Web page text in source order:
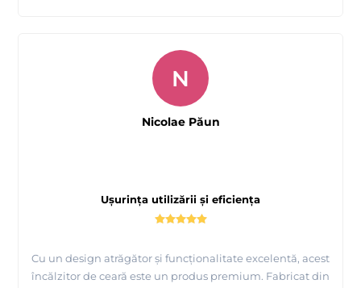
Ușurința utilizării și eficiența
Cu un design atrăgător și funcționalitate excelentă, acest
încălzitor de ceară este un produs premium. Fabricat din
N
Nicolae Păun